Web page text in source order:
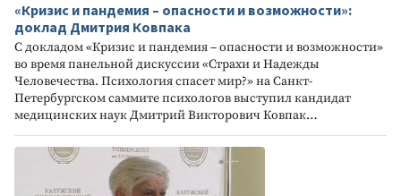
«Кризис и пандемия – опасности и возможности»:
доклад Дмитрия Ковпака
С докладом «Кризис и пандемия – опасности и возможности»
во время панельной дискуссии «Страхи и Надежды
Человечества. Психология спасет мир?» на Санкт-
Петербургском саммите психологов выступил кандидат
медицинских наук Дмитрий Викторович Ковпак…